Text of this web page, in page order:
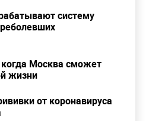
систему
Москва сможет
жизни
от коронавируса